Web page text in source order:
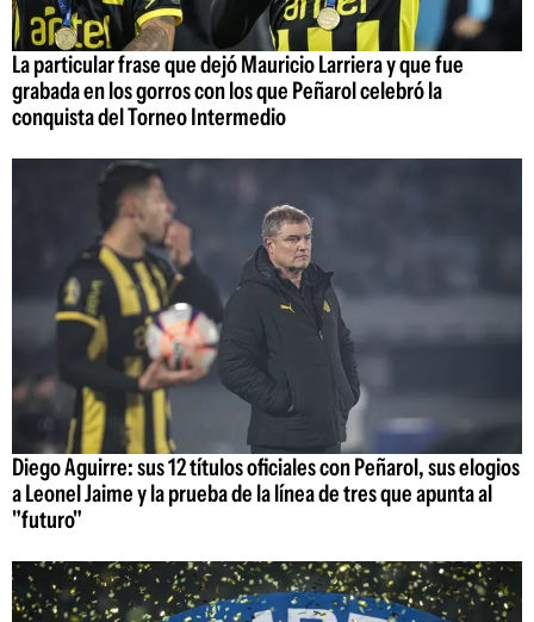
La particular frase que dejó Mauricio Larriera y que fue
grabada en los gorros con los que Peñarol celebró la
conquista del Torneo Intermedio
Diego Aguirre: sus 12 títulos oficiales con Peñarol, sus elogios
a Leonel Jaime y la prueba de la línea de tres que apunta al
"futuro"